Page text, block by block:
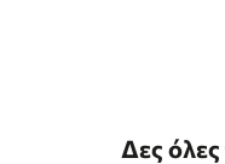
Δες όλες